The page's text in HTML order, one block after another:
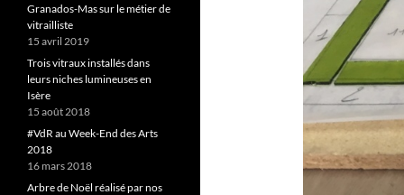
Granados-Mas sur le métier de
vitrailliste
15 avril 2019
Trois vitraux installés dans
leurs niches lumineuses en
Isère
15 août 2018
#VdR au Week-End des Arts
2018
16 mars 2018
Arbre de Noël réalisé par nos